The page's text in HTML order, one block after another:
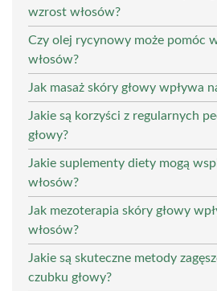
wzrost włosów?
Czy olej rycynowy może pomóc
włosów?
Jak masaż skóry głowy wpływa
Jakie są korzyści z regularnych
głowy?
Jakie suplementy diety mogą
włosów?
Jak mezoterapia skóry głowy
włosów?
Jakie są skuteczne metody
czubku głowy?